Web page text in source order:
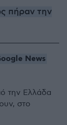
πήραν την
News
την Ελλάδα
στο